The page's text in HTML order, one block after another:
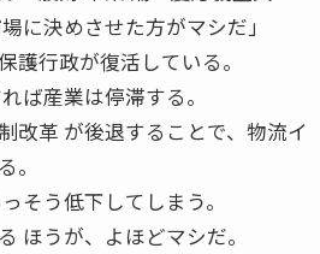
に決めさせた方がマシだ」
護行政が復活している。
ば産業は停滞する。
改革 が後退することで、物流イ
。
そう低下してしまう。
ほうが、よほどマシだ。